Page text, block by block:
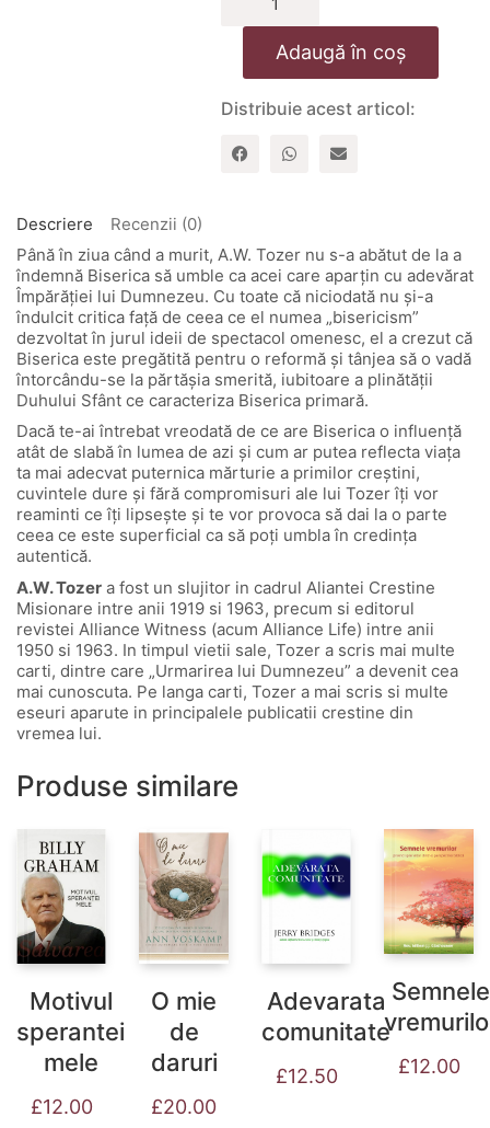
Recuperarea
crestinismului.
chemare
o
autentica
Adaugă în coș
Distribuie acest articol:
Descriere
Recenzii (0)
Până în ziua când a murit, A.W. Tozer nu s-a abătut de la a
îndemnă Biserica să umble ca acei care aparțin cu adevărat
Împărăției lui Dumnezeu. Cu toate că niciodată nu și-a
îndulcit critica față de ceea ce el numea „bisericism”
dezvoltat în jurul ideii de spectacol omenesc, el a crezut că
Biserica este pregătită pentru o reformă și tânjea să o vadă
întorcându-se la părtășia smerită, iubitoare a plinătății
Duhului Sfânt ce caracteriza Biserica primară.
Dacă te-ai întrebat vreodată de ce are Biserica o influență
atât de slabă în lumea de azi și cum ar putea reflecta viața
ta mai adecvat puternica mărturie a primilor creștini,
cuvintele dure și fără compromisuri ale lui Tozer îți vor
reaminti ce îți lipsește și te vor provoca să dai la o parte
ceea ce este superficial ca să poți umbla în credința
autentică.
A.W. Tozer a fost un slujitor in cadrul Aliantei Crestine
Misionare intre anii 1919 si 1963, precum si editorul
revistei Alliance Witness (acum Alliance Life) intre anii
1950 si 1963. In timpul vietii sale, Tozer a scris mai multe
carti, dintre care „Urmarirea lui Dumnezeu” a devenit cea
mai cunoscuta. Pe langa carti, Tozer a mai scris si multe
eseuri aparute in principalele publicatii crestine din
vremea lui.
Produse similare
Motivul
sperantei
mele
£12.00
O mie
de
daruri
£20.00
Adevarata
comunitate
£12.50
Semnele
£12.00